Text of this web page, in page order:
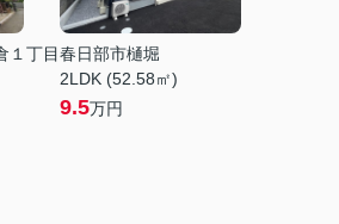
１丁目春日部市樋堀
2LDK (52.58㎡)
9.5万円